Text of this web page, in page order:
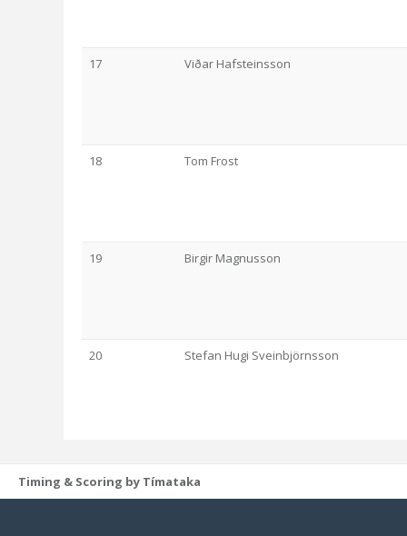
17 Viðar Hafsteinsson
18 Tom Frost
19 Birgir Magnusson
20 Stefan Hugi Sveinbjörnsson
Timing & Scoring by Tímataka